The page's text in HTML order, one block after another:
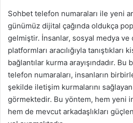
Sohbet telefon numaraları ile yeni
günümüz dijital çağında oldukça
gelmiştir. İnsanlar, sosyal medya
platformları aracılığıyla tanıştıkları
bağlantılar kurma arayışındadır. Bu
telefon numaraları, insanların
şekilde iletişim kurmalarını
görmektedir. Bu yöntem, hem yeni
hem de mevcut arkadaşlıkları